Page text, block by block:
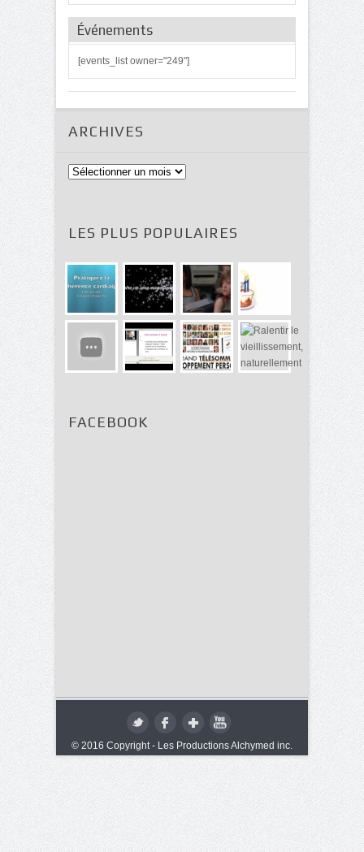
Événements
[events_list owner="249"]
ARCHIVES
Archives
LES PLUS POPULAIRES
FACEBOOK
© 2016 Copyright - Les Productions Alchymed inc.